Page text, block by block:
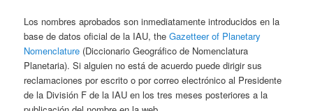
Los nombres aprobados son inmediatamente introducidos en la
base de datos oficial de la IAU, theGazetteer of Planetary
Nomenclature (Diccionario Geográfico de Nomenclatura
Planetaria). Si alguien no está de acuerdo puede dirigir sus
reclamaciones por escrito o por correo electrónico al Presidente
de la División F de la IAU en los tres meses posteriores a la